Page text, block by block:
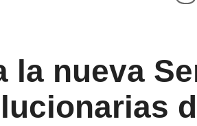
la nueva